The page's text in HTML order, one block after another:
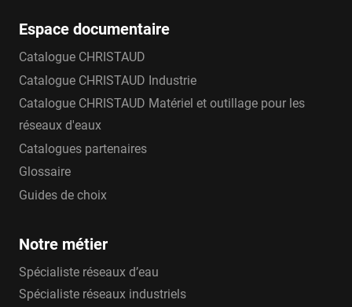
Espace documentaire
Catalogue CHRISTAUD
Catalogue CHRISTAUD Industrie
Catalogue CHRISTAUD Matériel et outillage pour les
réseaux d'eaux
Catalogues partenaires
Glossaire
Guides de choix
Notre métier
Spécialiste réseaux d’eau
Spécialiste réseaux industriels